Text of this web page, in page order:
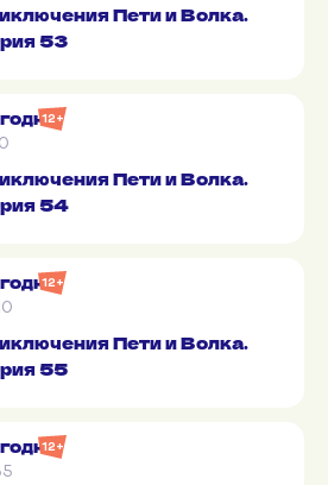
Пети и Волка.
53
Пети и Волка.
54
12+
Пети и Волка.
55
12+
12+